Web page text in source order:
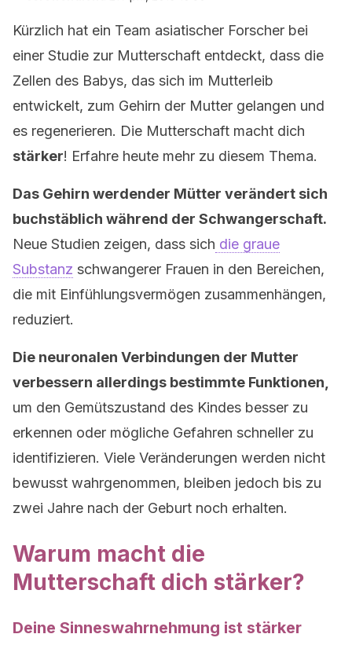
Kürzlich hat ein Team asiatischer Forscher bei
einer Studie zur Mutterschaft entdeckt, dass die
Zellen des Babys, das sich im Mutterleib
entwickelt, zum Gehirn der Mutter gelangen und
es regenerieren. Die Mutterschaft macht dich
stärker! Erfahre heute mehr zu diesem Thema.
Das Gehirn werdender Mütter verändert sich
buchstäblich während der Schwangerschaft.
Neue Studien zeigen, dass sich die graue
Substanz schwangerer Frauen in den Bereichen,
die mit Einfühlungsvermögen zusammenhängen,
reduziert.
Die neuronalen Verbindungen der Mutter
verbessern allerdings bestimmte Funktionen,
um den Gemütszustand des Kindes besser zu
erkennen oder mögliche Gefahren schneller zu
identifizieren. Viele Veränderungen werden nicht
bewusst wahrgenommen, bleiben jedoch bis zu
zwei Jahre nach der Geburt noch erhalten.
Warum macht die
Mutterschaft dich stärker?
Deine Sinneswahrnehmung ist stärker